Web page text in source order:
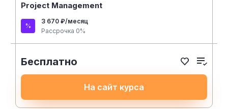
Project Management
3 670 ₽/месяц
Рассрочка 0%
Бесплатно
На сайт курса